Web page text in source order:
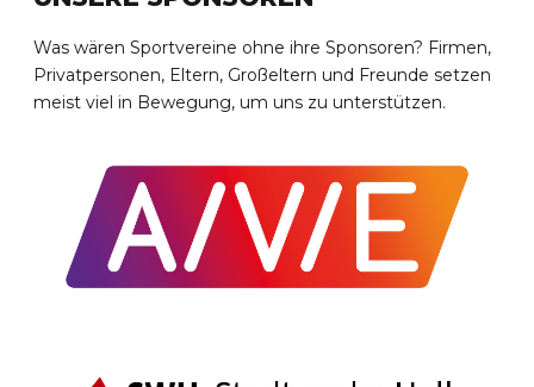
Was wären Sportvereine ohne ihre Sponsoren? Firmen,
Privatpersonen, Eltern, Großeltern und Freunde setzen
meist viel in Bewegung, um uns zu unterstützen.